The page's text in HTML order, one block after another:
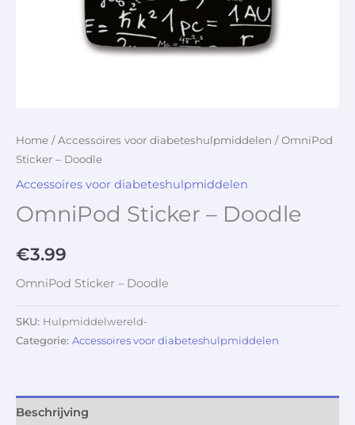
Home /Accessoires voor diabeteshulpmiddelen / OmniPod
Sticker – Doodle
Accessoires voor diabeteshulpmiddelen
OmniPod Sticker – Doodle
€3.99
OmniPod Sticker – Doodle
SKU: Hulpmiddelwereld-
Categorie: Accessoires voor diabeteshulpmiddelen
Beschrijving